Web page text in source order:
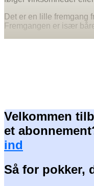
Det er en lille fremgang
Fremgangen er især
Velkommen
et
ind
Så for pokker,